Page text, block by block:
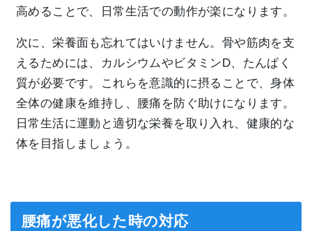
高めることで、日常生活での動作が楽になります。
次に、栄養面も忘れてはいけません。骨や筋肉を支
えるためには、カルシウムやビタミンD、たんぱく
質が必要です。これらを意識的に摂ることで、身体
全体の健康を維持し、腰痛を防ぐ助けになります。
日常生活に運動と適切な栄養を取り入れ、健康的な
体を目指しましょう。
腰痛が悪化した時の対応